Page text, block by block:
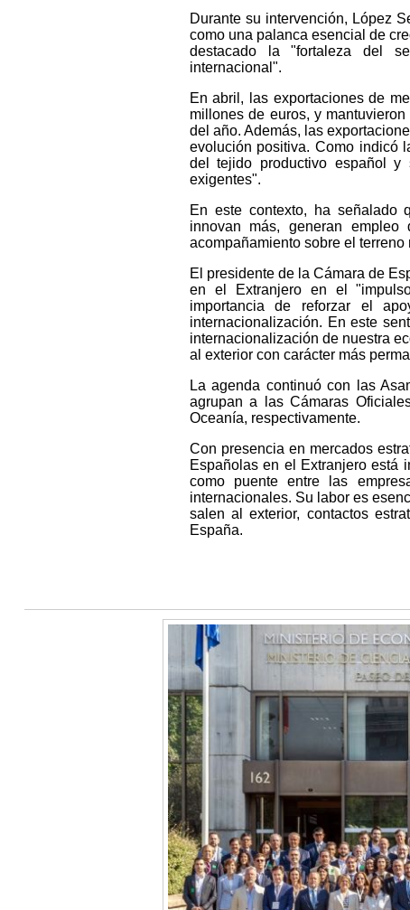
Durante su intervención, López
como una palanca esencial de
destacado la "fortaleza del
internacional".
En abril, las exportaciones de
millones de euros, y
del año. Además, las
evolución positiva. Como indicó
del tejido productivo español y
exigentes".
En este contexto, ha señalado
innovan más, generan
acompañamiento sobre el
El presidente de la Cámara de
en el Extranjero en el
importancia de reforzar el
internacionalización. En este
internacionalización de nuestra
al exterior con carácter más
La agenda continuó con las
agrupan a las Cámaras
Oceanía, respectivamente.
Con presencia en mercados
Españolas en el Extranjero está
como puente entre las
internacionales. Su labor es
salen al exterior, contactos
España.